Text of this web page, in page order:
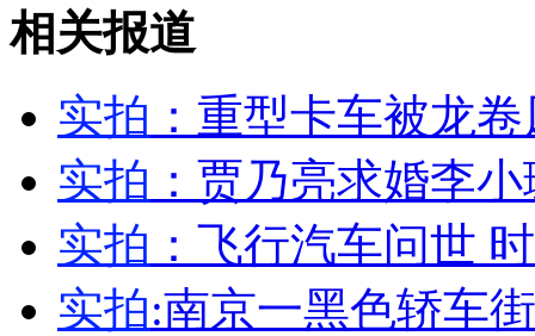
无痛分娩是否安全 医生回应
外交部：反对强权政治霸凌主义
外交部：有关国家言论片面不公正
相关报道
实拍 ：重型卡车被龙
实拍 ：贾乃亮求婚李
实拍 ：飞行汽车问世
实拍:南京一黑色轿车